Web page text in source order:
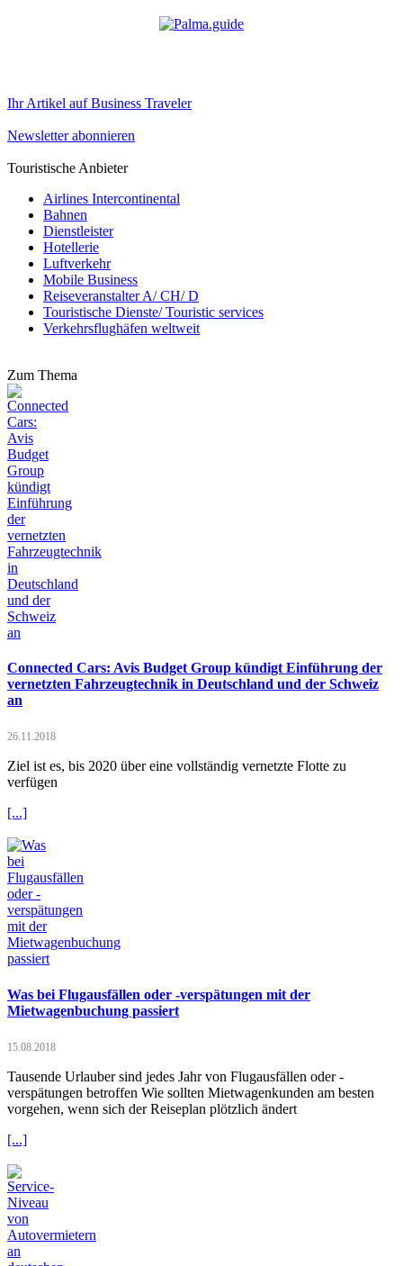
Ihr Artikel auf Business Traveler
Newsletter abonnieren
Touristische Anbieter
Airlines Intercontinental
Bahnen
Dienstleister
Hotellerie
Luftverkehr
Mobile Business
Reiseveranstalter A/ CH/ D
Touristische Dienste/ Touristic services
Verkehrsflughäfen weltweit
Zum Thema
Connected Cars: Avis Budget Group kündigt Einführung der
vernetzten Fahrzeugtechnik in Deutschland und der Schweiz
an
26.11.2018
Ziel ist es, bis 2020 über eine vollständig vernetzte Flotte zu
verfügen
[...]
Was bei Flugausfällen oder -verspätungen mit der
Mietwagenbuchung passiert
15.08.2018
Tausende Urlauber sind jedes Jahr von Flugausfällen oder -
verspätungen betroffen Wie sollten Mietwagenkunden am besten
vorgehen, wenn sich der Reiseplan plötzlich ändert
[...]